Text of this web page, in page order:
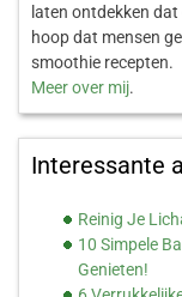
laten ontdekken
hoop dat mensen
smoothie recepten.
Meer over mij.
Interessante
Reinig Je
10 Simpele
Genieten!